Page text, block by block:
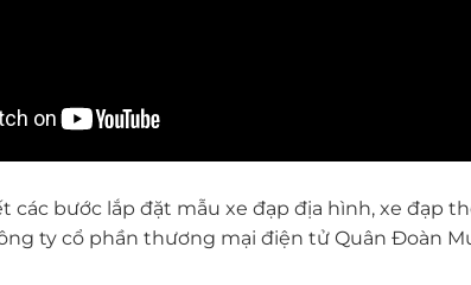
các bước lắp đặt mẫu xe đạp địa hình, xe đạp
ty cổ phần thương mại điện tử Quân Đoàn